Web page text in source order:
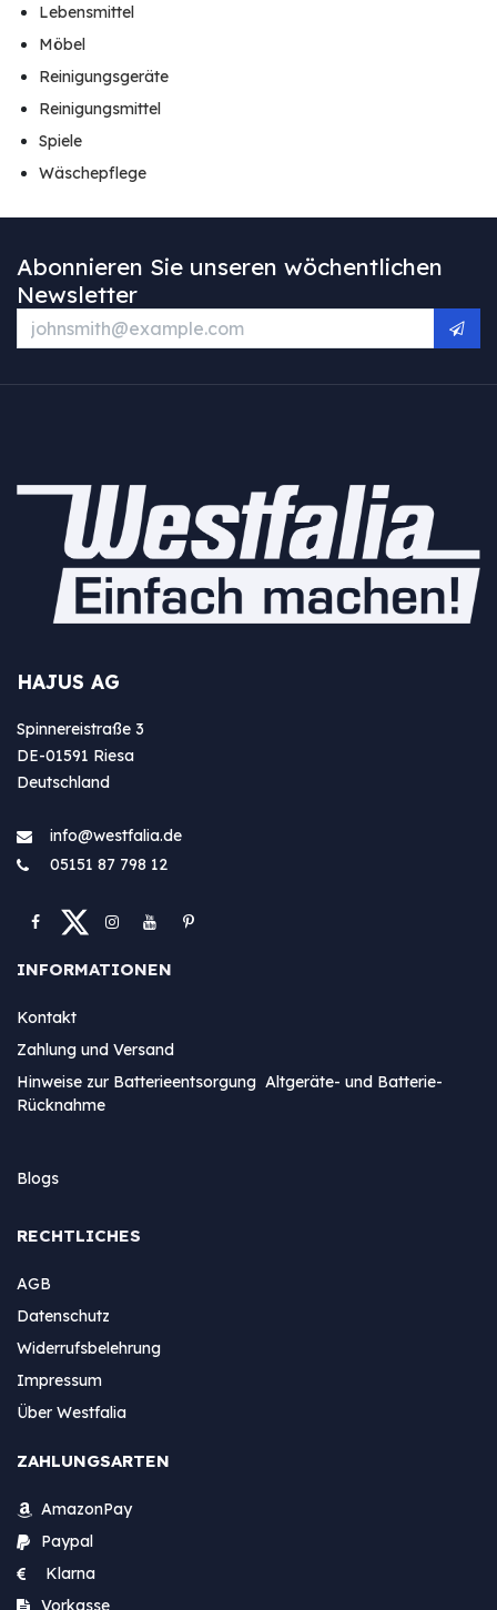
Lebensmittel
Möbel
Reinigungsgeräte
Reinigungsmittel
Spiele
Wäschepflege
Abonnieren Sie unseren wöchentlichen
Newsletter
HAJUS AG
Spinnereistraße 3
DE-01591 Riesa
Deutschland
info@westfa​lia.de
05151 87 798 12
INFORMATIONEN
Kontakt
Zahlung und Versand
Hinweise zur Batterieentsorgung Altgeräte- und Batterie-
Rücknahme
Blogs
RECHTLICHES
AGB
Datenschutz
Widerrufsbelehrung
Impressum
Über Westfalia
ZAHLUNGSARTEN
AmazonPay
Paypal
Klarna
Vorkasse